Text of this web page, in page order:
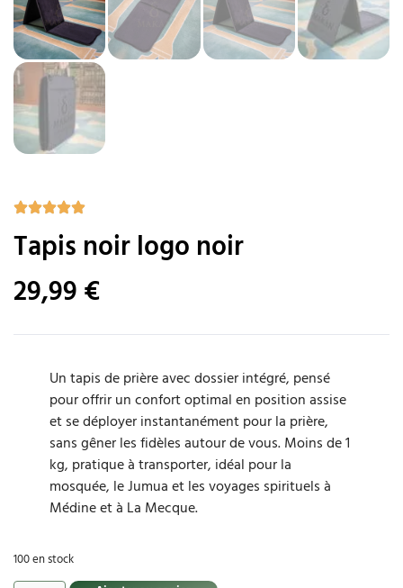
Tapis noir logo noir
29,99€
Un tapis de prière avec dossier intégré, pensé
pour offrir un confort optimal en position assise
et se déployer instantanément pour la prière,
sans gêner les fidèles autour de vous. Moins de 1
kg, pratique à transporter, idéal pour la
mosquée, le Jumua et les voyages spirituels à
Médine et à La Mecque.
100 en stock